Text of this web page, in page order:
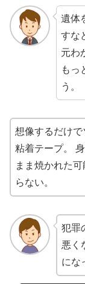
遺体
すな
元わ
もっ
う。
想像するだけ
粘着テープ。
まま焼かれた
らない。
犯罪
悪く
にな